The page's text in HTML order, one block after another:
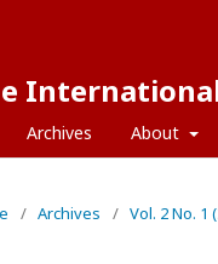
Archives About
/ Archives / Vol. 2 No. 1